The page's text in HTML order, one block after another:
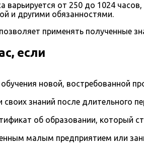
варьируется от 250 до 1024
и другими обязанностями.
применять полученные
если
новой, востребованной
знаний после длительного
об образовании, который
малым предприятием или